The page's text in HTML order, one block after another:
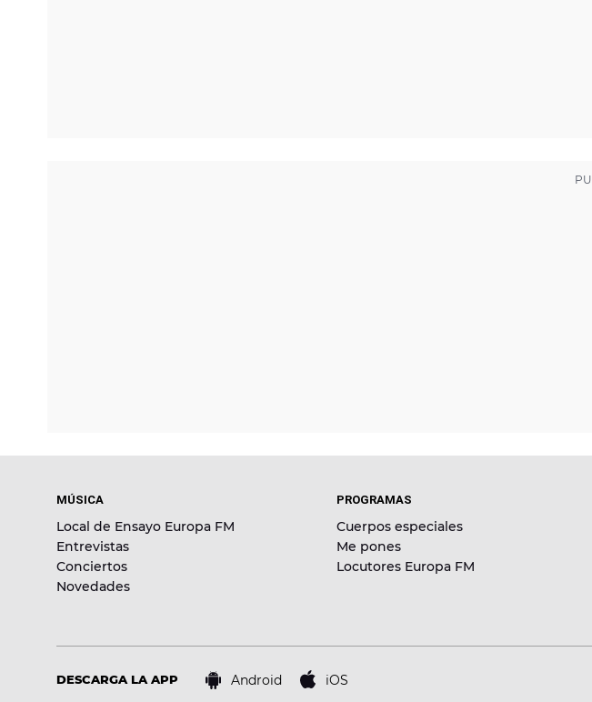
MÚSICA
Local de Ensayo Europa FM
Entrevistas
Conciertos
Novedades
PROGRAMAS
Cuerpos especiales
Me pones
Locutores Europa FM
DESCARGA LA APP Android iOS